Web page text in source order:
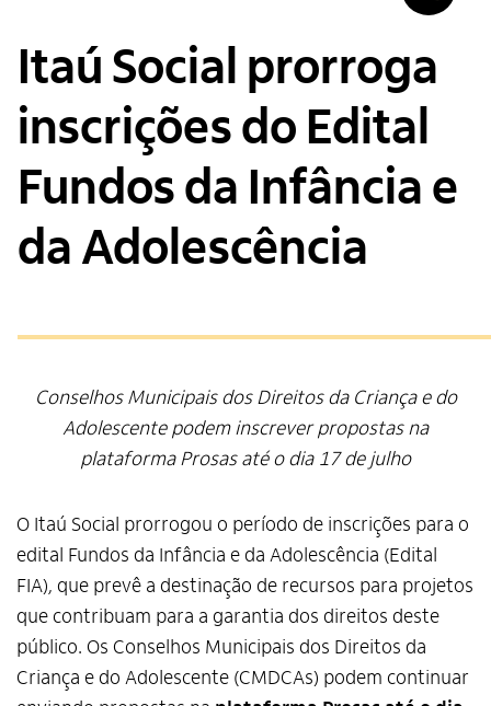
Editais
Contato
Itaú Social prorroga
inscrições do Edital
Fundos da Infância e
da Adolescência
Conselhos Municipais dos Direitos da Criança e do
Adolescente podem inscrever propostas na
plataforma Prosas até o dia 17 de julho
O Itaú Social prorrogou o período de inscrições para o
edital Fundos da Infância e da Adolescência (Edital
FIA), que prevê a destinação de recursos para projetos
que contribuam para a garantia dos direitos deste
público. Os Conselhos Municipais dos Direitos da
Criança e do Adolescente (CMDCAs) podem continuar